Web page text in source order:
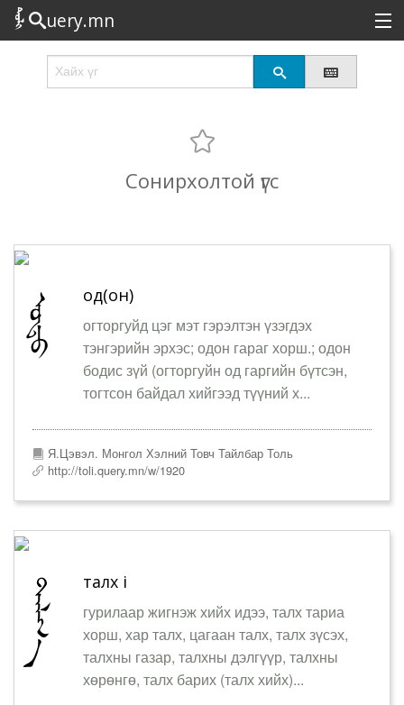
uery.mn
Сонирхолтой
Логин
Сонирхолтой үгс
од(он)
огторгуйд цэг мэт гэрэлтэн үзэгдэх
тэнгэрийн эрхэс; одон гараг хорш.; одон
бодис зүй (огторгуйн од гаргийн бүтсэн,
тогтсон байдал хийгээд түүний х...
Я.Цэвэл. Монгол Хэлний Товч Тайлбар Толь
http://toli.query.mn/w/1920
талх i
гурилаар жигнэж хийх идээ, талх тариа
хорш, хар талх, цагаан талх, талх зүсэх,
талхны газар, талхны дэлгүүр, талхны
хөрөнгө, талх барих (талх хийх)...